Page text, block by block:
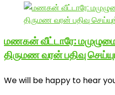
மணகன் வீட்டாரே:
திருமண வரன் பதிவு
We will be happy to hear